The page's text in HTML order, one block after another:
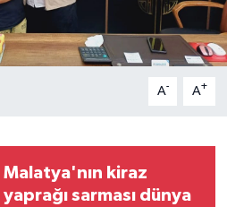
A- A+
Malatya'nın kiraz
yaprağı sarması dünya